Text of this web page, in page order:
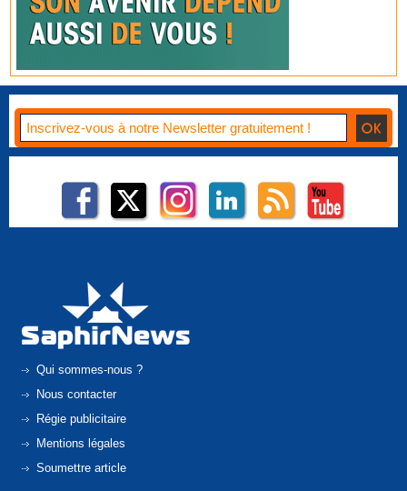
Qui sommes-nous ?
Nous contacter
Régie publicitaire
Mentions légales
Soumettre article